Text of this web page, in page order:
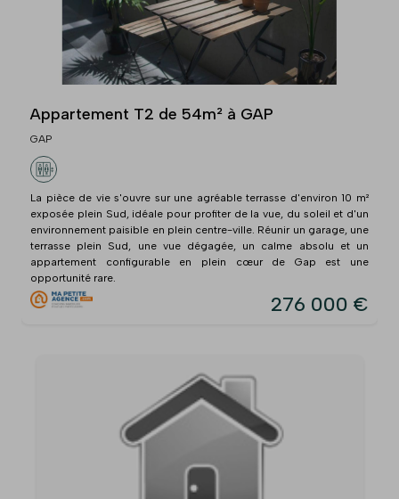
Appartement T2 de 54m² à GAP
GAP
La pièce de vie s'ouvre sur une agréable terrasse d'environ 10 m²
exposée plein Sud, idéale pour profiter de la vue, du soleil et d'un
environnement paisible en plein centre-ville. Réunir un garage, une
terrasse plein Sud, une vue dégagée, un calme absolu et un
appartement configurable en plein cœur de Gap est une
opportunité rare.
276 000 €